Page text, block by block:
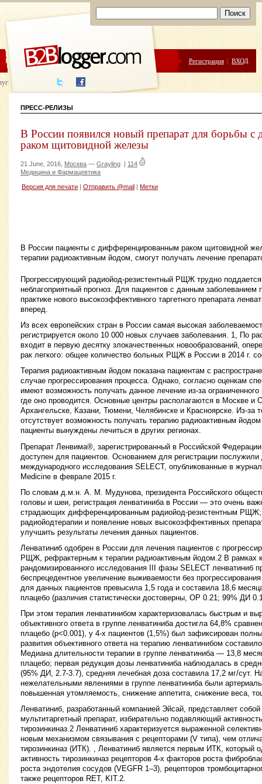
ЦЕНЫ ПОМОЩЬ Регистрация | ВХОД
написания
ПРЕСС-РЕЛИЗЫ
В России появился новый препарат для борьбы
раком щитовидной железы
21 June, 2016, Москва — Grayling | 114
Медицина и Фармацевтика
Версия для печати Отправить @mail Метки
В России пациенты с дифференцированным раком щитовидной
терапии радиоактивным йодом, смогут получать лечение
Прогрессирующий радиойод-резистентный РЩЖ трудно
неблагоприятный прогноз. Для пациентов с данным заболеванием
практике нового высокоэффективного таргетного препарата
вперед.
Из всех европейских стран в России самая высокая
регистрируется около 10 000 новых случаев заболевания. 1, По
входит в первую десятку злокачественных новообразований,
рак легкого: общее количество больных РЩЖ в России в 2014 г.
Терапия радиоактивным йодом показана пациентам с
случае прогрессирования процесса. Однако, согласно оценкам
имеют возможность получать данное лечение из-за
где оно проводится. Основные центры располагаются в Москве и
Архангельске, Казани, Тюмени, Челябинске и Красноярске. Из-за
отсутствует возможность получать терапию радиоактивным
пациенты вынуждены лечиться в других регионах.
Препарат Ленвима®, зарегистрированный в Российской
доступен для пациентов. Основанием для регистрации
международного исследования SELECT, опубликованные в
Medicine в феврале 2015 г.
По словам д.м.н. А. М. Мудунова, президента Российского
головы и шеи, регистрация ленватиниба в России — это очень
страдающих дифференцированным радиойод-резистентным РЩЖ;
радиойодтерапии и появление новых высокоэффективных
улучшить результаты лечения данных пациентов.
Ленватиниб одобрен в России для лечения пациентов с
РЩЖ, рефрактерным к терапии радиоактивным йодом.2 В рамках
рандомизированного исследования III фазы SELECT ленватиниб
беспрецедентное увеличение выживаемости без
для данных пациентов превысила 1,5 года и составила 18,6
плацебо (различия статистически достоверны, ОР 0.21; 99% ДИ
При этом терапия ленватинибом характеризовалась быстрым и
объективного ответа в группе ленватиниба достигла 64,8%
плацебо (р<0.001), у 4-х пациентов (1,5%) был зафиксирован
развития объективного ответа на терапию ленватинибом
Медиана длительности терапии в группе ленватиниба — 13,8
плацебо; первая редукция дозы ленватиниба наблюдалась в
(95% ДИ, 2.7-3.7), средняя лечебная доза составила 17,2 мг/сут.
нежелательными явлениями в группе ленватиниба были
повышенная утомляемость, снижение аппетита, снижение веса,
Ленватиниб, разработанный компанией Эйсай, представляет
мультитаргетный препарат, избирательно подавляющий
тирозинкиназ.2 Ленватиниб характеризуется выраженной
новым механизмом связывания с рецепторами (V типа), чем
тирозинкиназ (ИТК). , Ленватиниб является первым ИТК, который
активность тирозинкиназ рецепторов 4-х факторов роста
роста эндотелия сосудов (VEGFR 1–3), рецепторов
также рецепторов RET, KIT.2.